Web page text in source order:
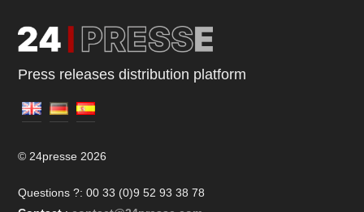
Press releases distribution platform
© 24presse 2026
Questions ?: 00 33 (0)9 52 93 38 78